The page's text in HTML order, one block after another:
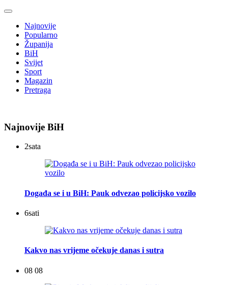
Najnovije
Popularno
Županija
BiH
Svijet
Sport
Magazin
Pretraga
Najnovije BiH
2sata
Događa se i u BiH: Pauk odvezao policijsko vozilo
6sati
Kakvo nas vrijeme očekuje danas i sutra
08 08